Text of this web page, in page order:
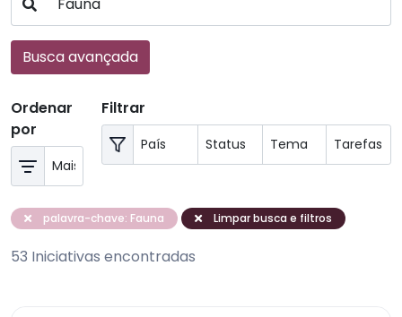
Busca avançada
Ordenar
por
Filtrar
palavra-chave: Fauna Limpar busca e filtros
53 Iniciativas encontradas